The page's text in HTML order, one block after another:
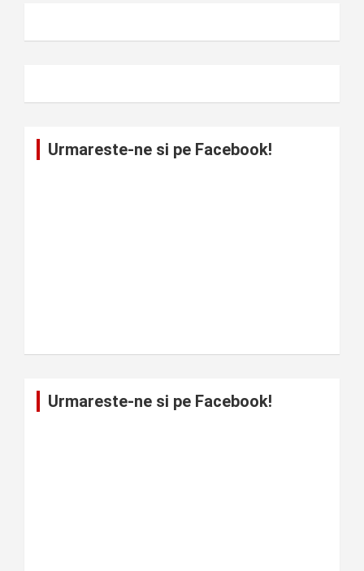
Urmareste-ne si pe Facebook!
Urmareste-ne si pe Facebook!